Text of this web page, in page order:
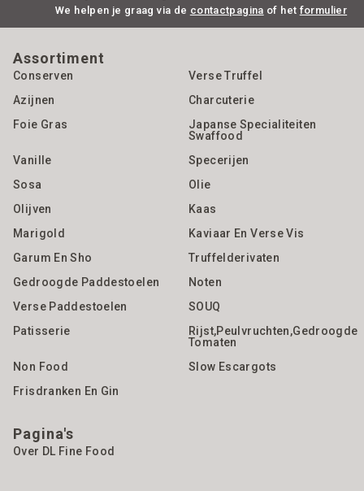
We helpen je graag via de contactpagina of het formulier
Assortiment
Conserven
Verse Truffel
Azijnen
Charcuterie
Foie Gras
Japanse Specialiteiten
Swaffood
Vanille
Specerijen
Sosa
Olie
Olijven
Kaas
Marigold
Kaviaar En Verse Vis
Garum En Sho
Truffelderivaten
Gedroogde Paddestoelen
Noten
Verse Paddestoelen
SOUQ
Patisserie
Rijst,Peulvruchten,gedroogde
Tomaten
Non Food
Slow Escargots
Frisdranken En Gin
Pagina's
Over DL Fine Food